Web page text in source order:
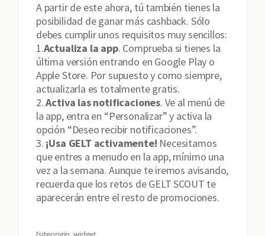
A partir de este ahora, tú también tienes la
posibilidad de ganar más cashback. Sólo
debes cumplir unos requisitos muy sencillos:
1.Actualiza la app. Comprueba si tienes la
última versión entrando en Google Play o
Apple Store. Por supuesto y como siempre,
actualizarla es totalmente gratis.
2.Activa las notificaciones. Ve al menú de
la app, entra en “Personalizar” y activa la
opción “Deseo recibir notificaciones”.
3. ¡Usa GELT activamente! Necesitamos
que entres a menudo en la app, mínimo una
vez a la semana. Aunque te iremos avisando,
recuerda que los retos de GELT SCOUT te
aparecerán entre el resto de promociones.